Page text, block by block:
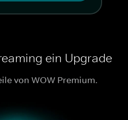
ein Upgrade
von WOW Premium.